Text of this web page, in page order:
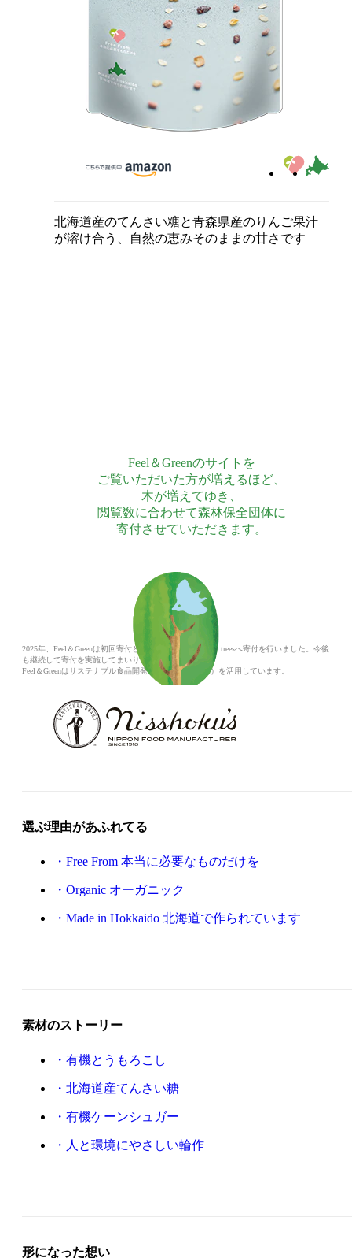
北海道産のてんさい糖と青森県産のりんご果汁
が溶け合う、自然の恵みそのままの甘さです
Feel＆Greenのサイトを
ご覧いただいた方が増えるほど、
木が増えてゆき、
閲覧数に合わせて森林保全団体に
寄付させていただきます。
2025年、Feel＆Greenは初回寄付として一般社団法人more treesへ寄付を行いました。今後
も継続して寄付を実施してまいります。
Feel＆Greenはサステナブル食品開発支援（札幌市補助）を活用しています。
選ぶ理由があふれてる
Free From 本当に必要なものだけを
Organic オーガニック
Made in Hokkaido 北海道で作られています
素材のストーリー
有機とうもろこし
北海道産てんさい糖
有機ケーンシュガー
人と環境にやさしい輪作
形になった想い